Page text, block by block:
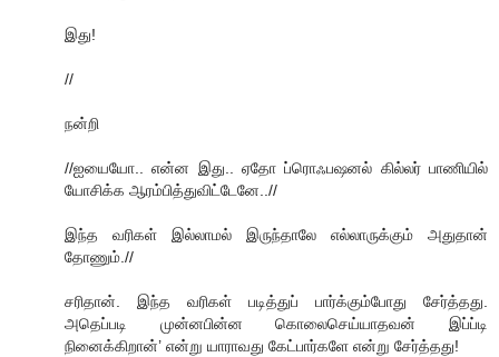
இது!
//
நன்றி
//ஐயையோ.. என்ன இது.. ஏதோ ப்ரொஃபஷனல் கில்லர் பாணியில்
யோசிக்க ஆரம்பித்துவிட்டேனே..//
இந்த வரிகள் இல்லாமல் இருந்தாலே எல்லாருக்கும் அதுதான்
தோணும்.//
சரிதான். இந்த வரிகள் படித்துப் பார்க்கும்போது சேர்த்தது.
அதெப்படி முன்னபின்ன கொலைசெய்யாதவன் இப்ப்டி
நினைக்கிறான்’ என்று யாராவது கேட்பார்களே என்று சேர்த்தது!